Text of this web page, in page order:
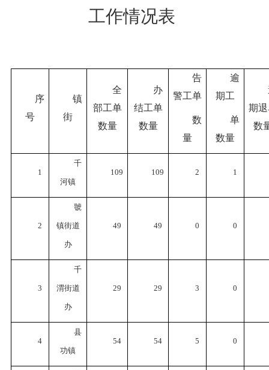
工作情况表
序
号
镇
街
全
部工单
数量
办
结工单
数量
告
警工单
数
量
逾
期工
单
数量
期
数
1
千
河镇
109 109 2 1
2
虢
镇街道
办
49 49 0 0
3
千
渭街道
办
29 29 3 0
4
县
功镇
54 54 5 0